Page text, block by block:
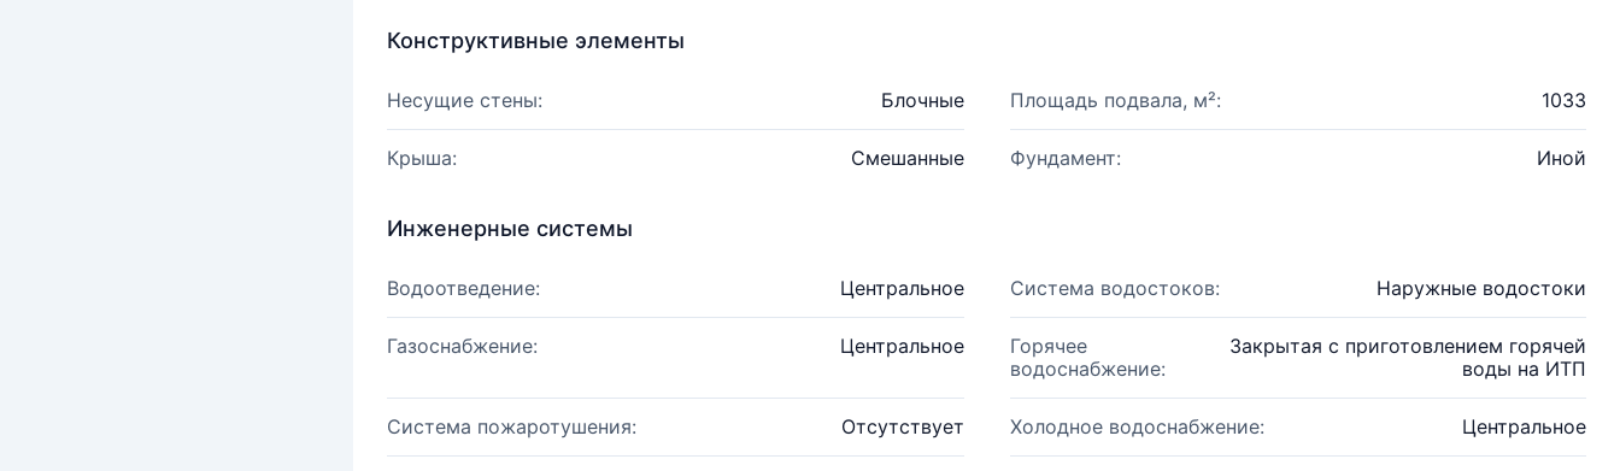
Конструктивные элементы
Несущие стены: Блочные Площадь подвала, м²: 1033
Крыша: Смешанные Фундамент: Иной
Инженерные системы
Водоотведение: Центральное Система водостоков: Наружные водостоки
Газоснабжение: Центральное
Горячее
водоснабжение:
Закрытая с приготовлением горячей
воды на ИТП
Система пожаротушения: Отсутствует Холодное водоснабжение: Центральное